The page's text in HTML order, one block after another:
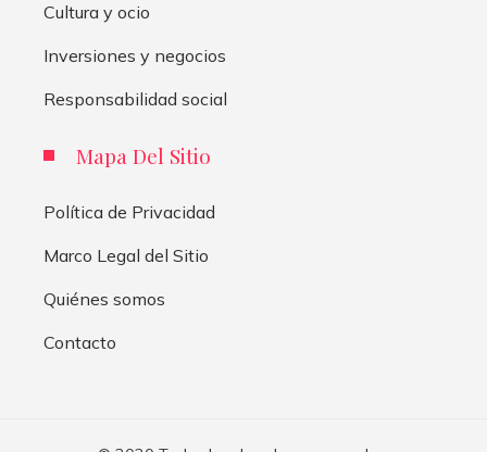
Cultura y ocio
Inversiones y negocios
Responsabilidad social
Mapa Del Sitio
Política de Privacidad
Marco Legal del Sitio
Quiénes somos
Contacto